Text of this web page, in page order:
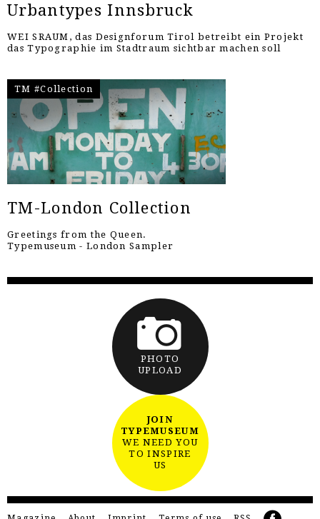
Urbantypes Innsbruck
WEI SRAUM, das Designforum Tirol betreibt ein Projekt
das Typographie im Stadtraum sichtbar machen soll
TM #Collection
TM-London Collection
Greetings from the Queen.
Typemuseum - London Sampler
PHOTO
UPLOAD
JOIN
TYPEMUSEUM
WE NEED YOU
TO INSPIRE
US